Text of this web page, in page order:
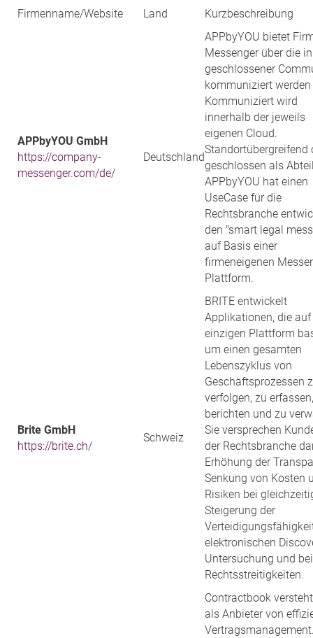
Firmenname/Website Land Kurzbeschreibung
APPbyYOU GmbH
https://company-
messenger.com/de/
Deutschland
APPbyYOU bietet
Messenger über die in
geschlossener
kommuniziert
Kommuniziert wird
innerhalb der jeweils
eigenen Cloud.
Standortübergreifend
geschlossen als
APPbyYOU hat einen
UseCase für die
Rechtsbranche
den "smart legal
auf Basis einer
firmeneigenen
Plattform.
Brite GmbH
https://brite.ch/
Schweiz
BRITE entwickelt
Applikationen, die auf
einzigen Plattform
um einen gesamten
Lebenszyklus von
Geschäftsprozessen
verfolgen, zu
berichten und zu
Sie versprechen
der Rechtsbranche
Erhöhung der
Senkung von Kosten
Risiken bei
Steigerung der
elektronischen
Untersuchung und bei
Rechtsstreitigkeiten.
Contractbook
als Anbieter von